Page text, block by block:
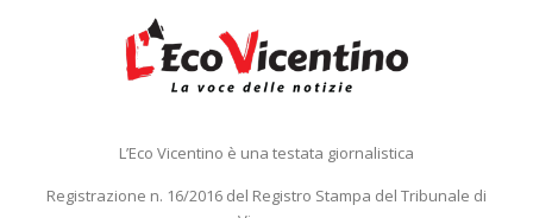
L’Eco Vicentino è una testata giornalistica
Registrazione n. 16/2016 del Registro Stampa del Tribunale di